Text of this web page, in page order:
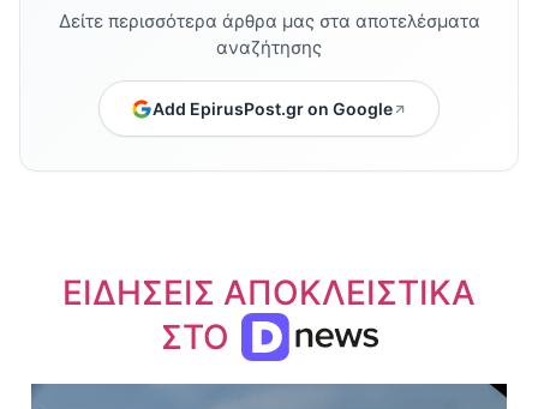
Δείτε περισσότερα άρθρα μας στα αποτελέσματα
αναζήτησης
Add EpirusPost.gr on Google
ΕΙΔΗΣΕΙΣ ΑΠΟΚΛΕΙΣΤΙΚΑ
ΣΤΟ